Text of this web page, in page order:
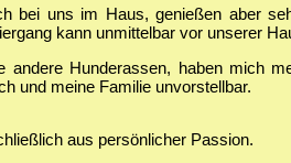
bei uns im Haus, genießen aber
kann unmittelbar vor unserer
andere Hunderassen, haben mich
und meine Familie unvorstellbar.
aus persönlicher Passion.